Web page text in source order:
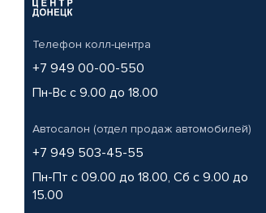
Телефон колл-центра
+7 949 00-00-550
Пн-Вс с 9.00 до 18.00
Автосалон (отдел продаж автомобилей)
+7 949 503-45-55
Пн-Пт с 09.00 до 18.00, Сб с 9.00 до
15.00